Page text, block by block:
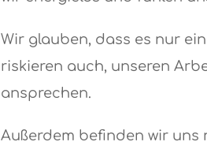
Wir glauben, dass es nur
riskieren auch, unseren
ansprechen.
Außerdem befinden wir uns